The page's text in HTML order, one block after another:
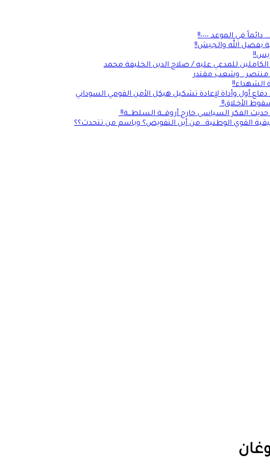
في الموعد ٠٠٠٠!!
بفضل الله والجيش!!
للمدعي عليه / صلاح الدين الخليفة محمد
منتصر.. وشعب مقتدر
الشهداء!!
أول وأداة لإعادة تشكيل هيكل الأمن القومي السوداني
وسقوط الأخـلاق!!
الفكر السياسى خارج أروقـــة السلطـــة!!
القوي الوطنية…من أين التفويض؟ وباسم من تتحدث؟؟